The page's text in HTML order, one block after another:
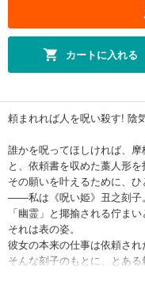
カートに入れる
頼まれれば人を呪い殺す! 陰
誰かを呪ってほしければ、
と、依頼書を収めた藁人形を
その願いを叶えるために、
――私は《呪い姫》丑之刻子
「幽霊」と揶揄される佇ま
それは表の姿。
彼女の本来の仕事は依頼され
そんな刻子のもとに、とあ